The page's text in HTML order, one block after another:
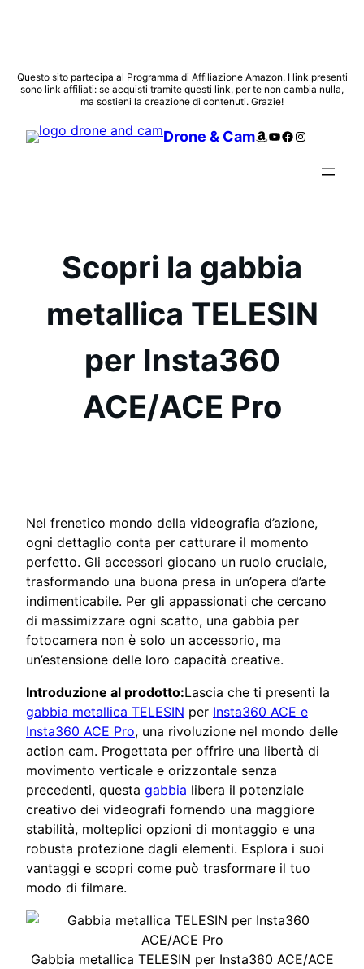
Vai
Questo sito partecipa al Programma di Affiliazione Amazon. I link presenti
sono link affiliati: se acquisti tramite questi link, per te non cambia nulla,
ma sostieni la creazione di contenuti. Grazie!
Drone & CamAmazon
YouTube
Facebook
Instagram
Scopri la gabbia
metallica TELESIN
per Insta360
ACE/ACE Pro
Nel frenetico mondo della videografia d’azione,
ogni dettaglio conta per catturare il momento
perfetto. Gli accessori giocano un ruolo cruciale,
trasformando una buona presa in un’opera d’arte
indimenticabile. Per gli appassionati che cercano
di massimizzare ogni scatto, una gabbia per
fotocamera non è solo un accessorio, ma
un’estensione delle loro capacità creative.
Introduzione al prodotto:Lascia che ti presenti la
gabbia metallica TELESIN per Insta360 ACE e
Insta360 ACE Pro, una rivoluzione nel mondo delle
action cam. Progettata per offrire una libertà di
movimento verticale e orizzontale senza
precedenti, questa gabbia libera il potenziale
creativo dei videografi fornendo una maggiore
stabilità, molteplici opzioni di montaggio e una
robusta protezione dagli elementi. Esplora i suoi
vantaggi e scopri come può trasformare il tuo
modo di filmare.
Gabbia metallica TELESIN per Insta360 ACE/ACE